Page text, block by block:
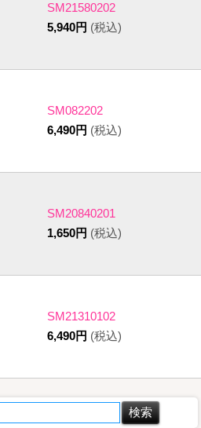
SM21580202
5,940円 (税込)
SM082202
6,490円 (税込)
SM20840201
1,650円 (税込)
SM21310102
6,490円 (税込)